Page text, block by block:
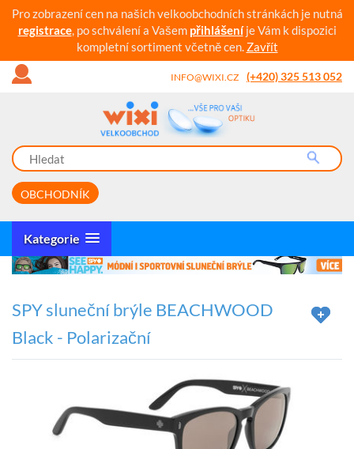
Pro zobrazení cen na našich velkoobchodních stránkách je nutná
registrace, po schválení a Vašem přihlášeníje Vám k dispozici
kompletní sortiment včetně cen. Zavřít
INFO@WIXI.CZ (+420) 325 513 052
OBCHODNÍK
Kategorie
SPY sluneční brýle BEACHWOOD
Black - Polarizační